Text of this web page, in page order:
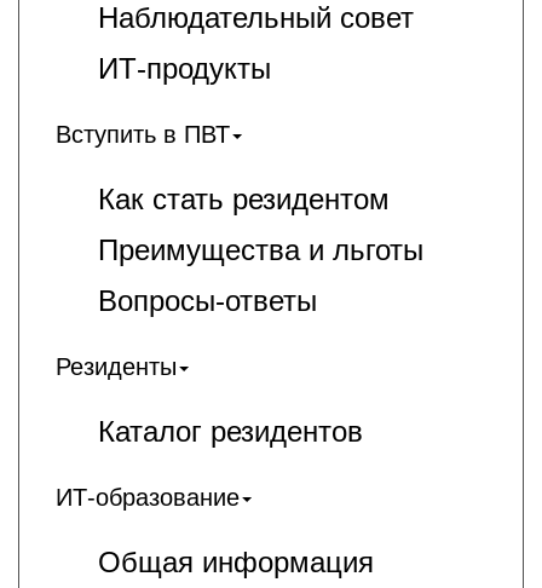
Наблюдательный совет
ИТ-продукты
Вступить в ПВТ
Как стать резидентом
Преимущества и льготы
Вопросы-ответы
Резиденты
Каталог резидентов
ИТ-образование
Общая информация